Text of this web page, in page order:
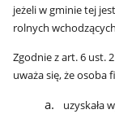
jeżeli w gminie tej
rolnych
Zgodnie z art. 6 ust.
uważa się, że osoba
uzyskała